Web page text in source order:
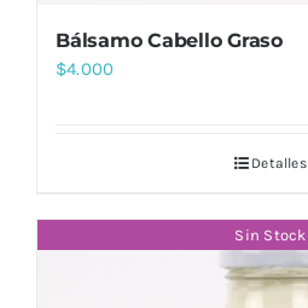
Bálsamo Cabello Graso
$4.000
Detalles
Sin Stock